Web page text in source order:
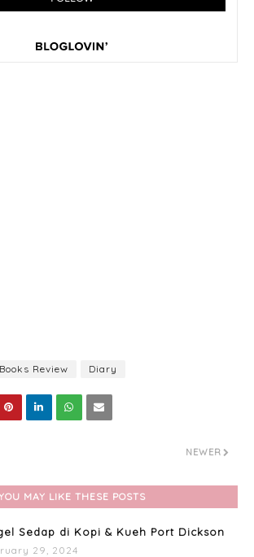
Books Review Diary
NEWER
MAY LIKE THESE POSTS
Sedap di Kopi & Kueh Port Dickson
29, 2024